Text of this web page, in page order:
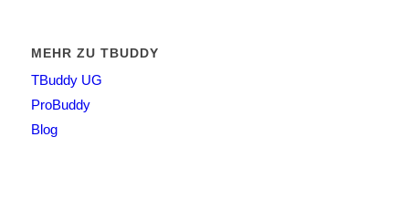
MEHR ZU TBUDDY
TBuddy UG
ProBuddy
Blog